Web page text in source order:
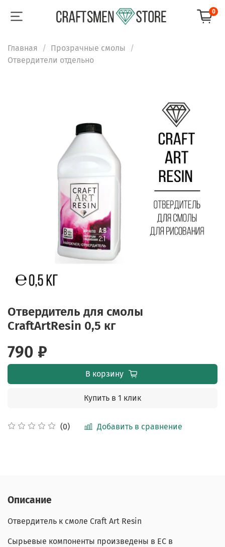
0
Главная
Прозрачные смолы
Отвердители отдельно
Отвердитель для смолы
CraftArtResin 0,5 кг
(0) Добавить в сравнение
790 ₽
В корзину
Купить в 1 клик
Описание
Отвердитель к смоле Craft Art Resin
Сырьевые компоненты произведены в ЕС в